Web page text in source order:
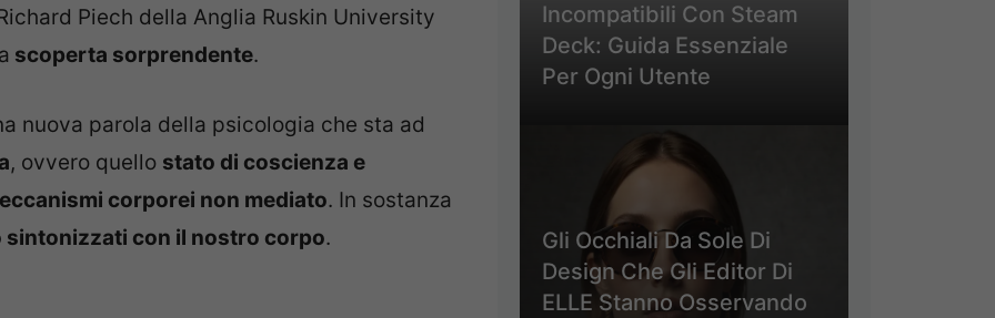
Piech della Anglia Ruskin University
scoperta sorprendente.
nuova parola della psicologia che sta ad
, ovvero quello stato di coscienza e
corporei non mediato. In sostanza
sintonizzati con il nostro corpo.
Incompatibili Con Steam
Deck: Guida Essenziale
Per Ogni Utente
Gli Occhiali Da Sole Di
Design Che Gli Editor Di
ELLE Stanno Osservando